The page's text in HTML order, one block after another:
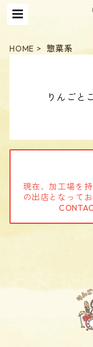
HOME 惣菜系
りんごと
現在、加工場を
の出店となって